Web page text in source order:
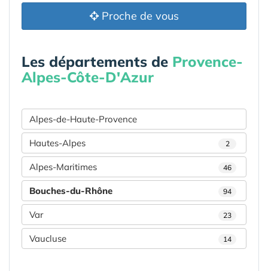
Proche de vous
Les départements de Provence-
Alpes-Côte-D'Azur
Alpes-de-Haute-Provence
Hautes-Alpes 2
Alpes-Maritimes 46
Bouches-du-Rhône 94
Var 23
Vaucluse 14